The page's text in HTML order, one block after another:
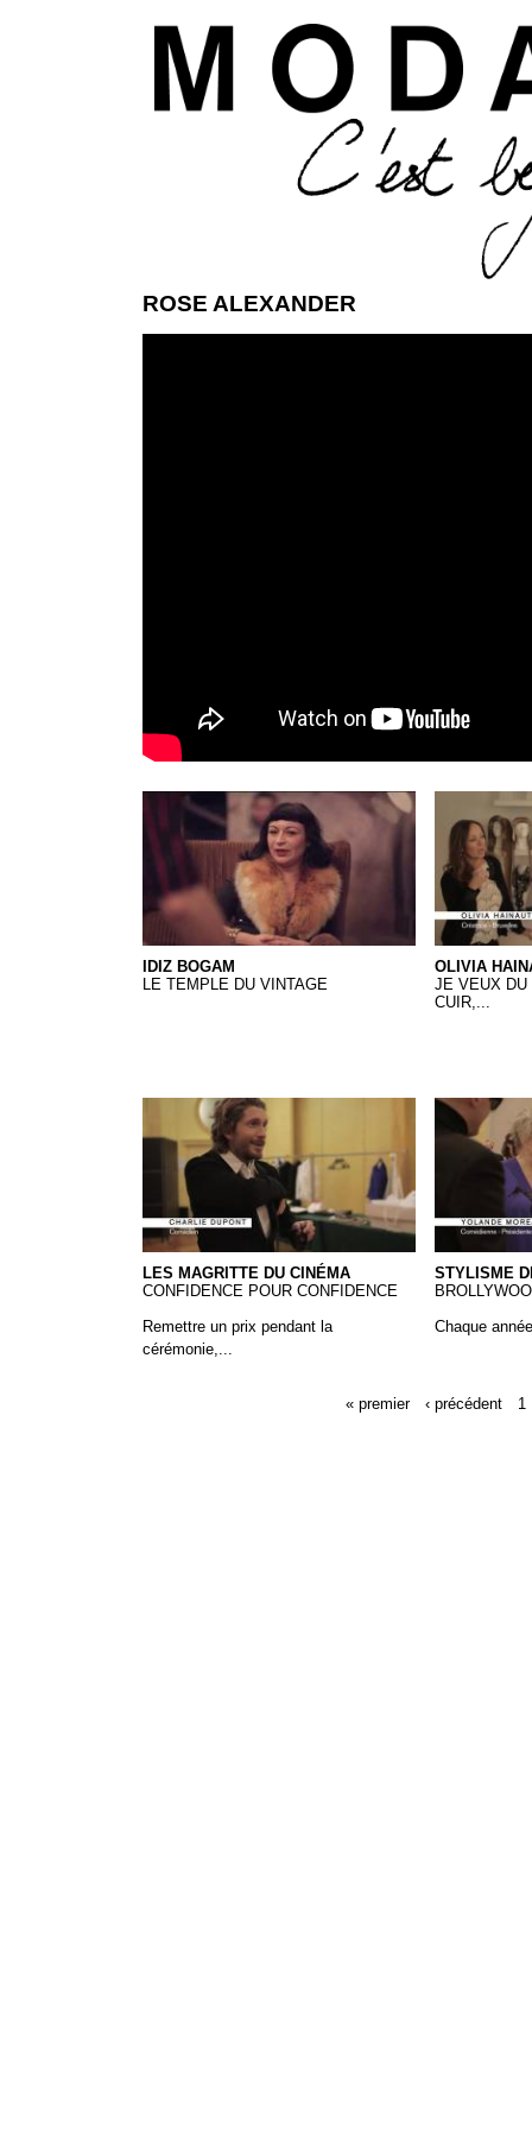
Aller
ModaModa
ROSE ALEXANDER
Idiz Bogam
IDIZ BOGAM
LE TEMPLE DU VINTAGE
28 Olivia
OLIVIA
JE VEUX DU
CUIR,...
Les Magritte du Cinéma
LES MAGRITTE DU CINÉMA
CONFIDENCE POUR CONFIDENCE
Remettre un prix pendant la
cérémonie,...
Magritte -
STYLISME
Chaque
« premier ‹ précédent 1